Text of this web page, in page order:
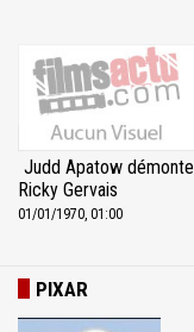
Judd Apatow démonte
Ricky Gervais
01/01/1970, 01:00
PIXAR